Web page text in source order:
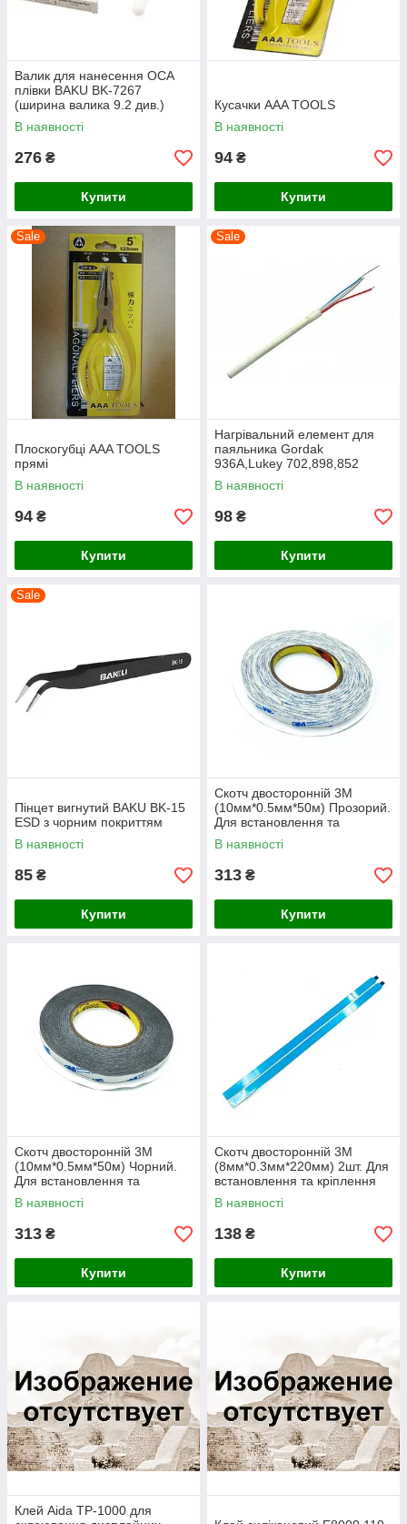
Валик для нанесення OCA
плівки BAKU BK-7267
(ширина валика 9.2 див.)
В наявності
276 ₴
Купити
Кусачки AAA TOOLS
В наявності
94 ₴
Купити
Sale
Плоскогубці AAA TOOLS
прямі
В наявності
94 ₴
Купити
Sale
Нагрівальний елемент для
паяльника Gordak
936A,Lukey 702,898,852
D+FAN
В наявності
98 ₴
Купити
Sale
Пінцет вигнутий BAKU BK-15
ESD з чорним покриттям
В наявності
85 ₴
Купити
Скотч двосторонній 3M
(10мм*0.5мм*50м) Прозорий.
Для встановлення та
кріплення матриць ноутбука.
В наявності
313 ₴
Купити
Скотч двосторонній 3M
(10мм*0.5мм*50м) Чорний.
Для встановлення та
кріплення матриць ноутбука.
В наявності
313 ₴
Купити
Скотч двосторонній 3M
(8мм*0.3мм*220мм) 2шт. Для
встановлення та кріплення
матриць ноутбука
В наявності
138 ₴
Купити
Клей Aida TP-1000 для